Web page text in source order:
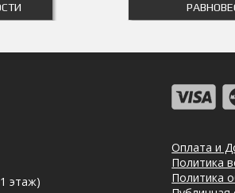
Оплата и
Политика
Политика
этаж)